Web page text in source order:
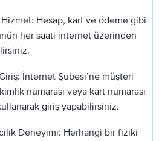
Hesap, kart ve ödeme gibi
her saati internet üzerinden
İnternet Şubesi’ne müşteri
numarası veya kart numarası
giriş yapabilirsiniz.
Deneyimi: Herhangi bir fiziki